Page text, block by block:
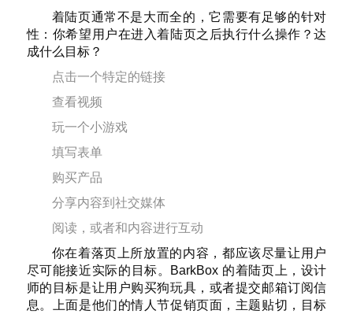
着陆页通常不是大而全的，它需要有足够的针对
性：你希望用户在进入着陆页之后执行什么操作？达
成什么目标？
点击一个特定的链接
查看视频
玩一个小游戏
填写表单
购买产品
分享内容到社交媒体
阅读，或者和内容进行互动
你在着落页上所放置的内容，都应该尽量让用户
尽可能接近实际的目标。BarkBox 的着陆页上，设计
师的目标是让用户购买狗玩具，或者提交邮箱订阅信
息。上面是他们的情人节促销页面，主题贴切，目标